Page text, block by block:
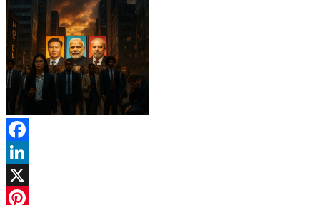
Facebook
LinkedIn
X